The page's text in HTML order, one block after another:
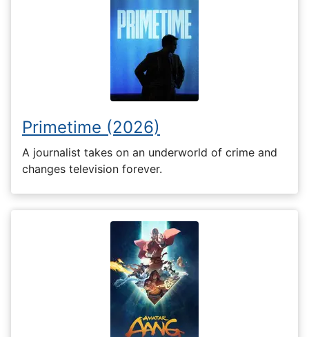
Primetime (2026)
A journalist takes on an underworld of crime and
changes television forever.